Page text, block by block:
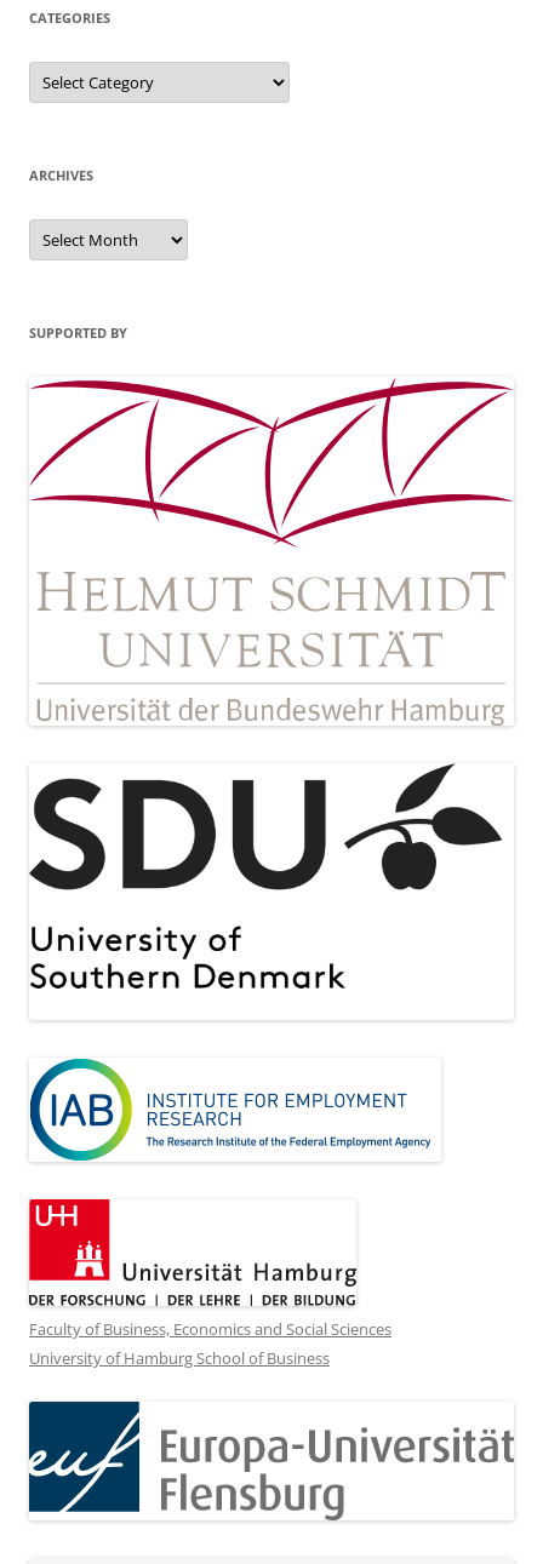
CATEGORIES
Categories
ARCHIVES
Archives
SUPPORTED BY
Faculty of Business, Economics and Social Sciences
University of Hamburg School of Business